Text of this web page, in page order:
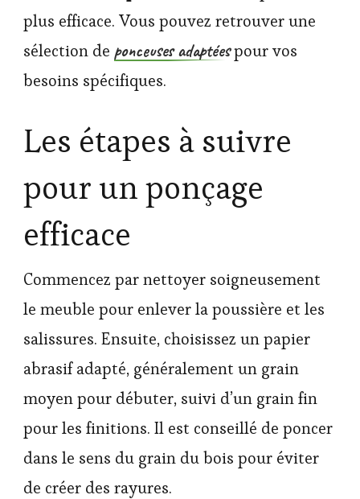
plus efficace. Vous pouvez retrouver une
sélection de ponceuses adaptéespour vos
besoins spécifiques.
Les étapes à suivre
pour un ponçage
efficace
Commencez par nettoyer soigneusement
le meuble pour enlever la poussière et les
salissures. Ensuite, choisissez un papier
abrasif adapté, généralement un grain
moyen pour débuter, suivi d’un grain fin
pour les finitions. Il est conseillé de poncer
dans le sens du grain du bois pour éviter
de créer des rayures.